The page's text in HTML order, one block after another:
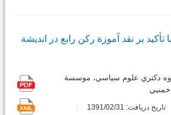
تأکید بر نقد آموزة رکن رابع در اندیشة
دكتري علوم سياسي، موسسة
تاریخ دریافت: 1391/02/31